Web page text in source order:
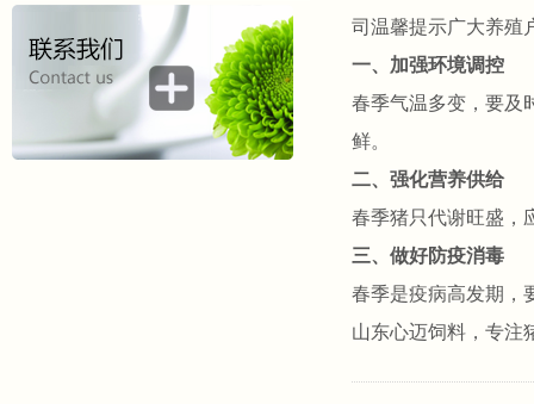
司温馨提示广大养殖
一、加强环境调控
春季气温多变，要及
鲜。
二、强化营养供给
春季猪只代谢旺盛，
三、做好防疫消毒
春季是疫病高发期，
山东心迈饲料，专注